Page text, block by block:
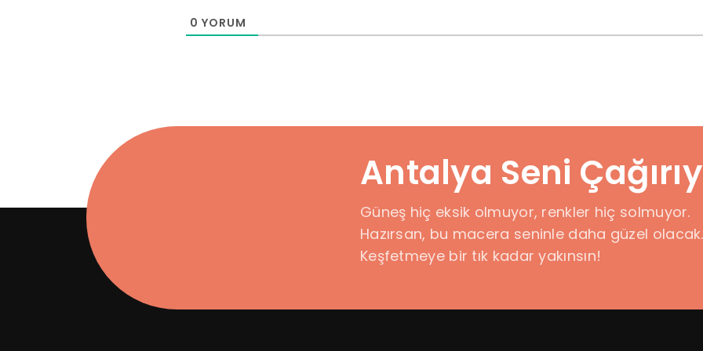
0 YORUM
Antalya Seni
Güneş hiç eksik olmuyor, renkler hiç solmuyor.
Hazırsan, bu macera seninle daha güzel olacak.
Keşfetmeye bir tık kadar yakınsın!